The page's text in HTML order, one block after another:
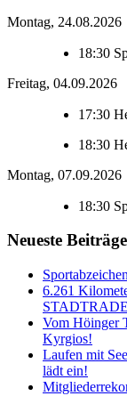
Montag, 24.08.2026
18:30
Freitag, 04.09.2026
17:30
18:30
Montag, 07.09.2026
18:30
Neueste Beiträge
6.261
Vom Höinger
Kyrgios!
Laufen mit
lädt ein!